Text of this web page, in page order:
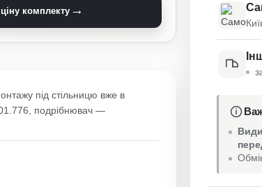
комплекту →
під стільницю вже в
подрібнювач —